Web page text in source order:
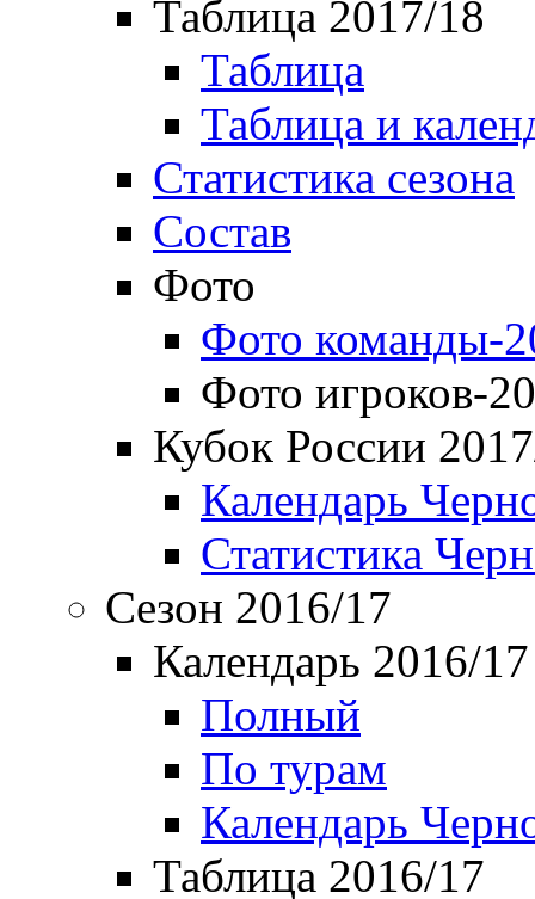
Таблица 2017/18
Таблица
Таблица и
Статистика сезона
Состав
Фото
Фото команды-
Фото игроков-
Кубок России
Календарь
Статистика
Сезон 2016/17
Календарь 2016/17
Полный
По турам
Календарь
Таблица 2016/17